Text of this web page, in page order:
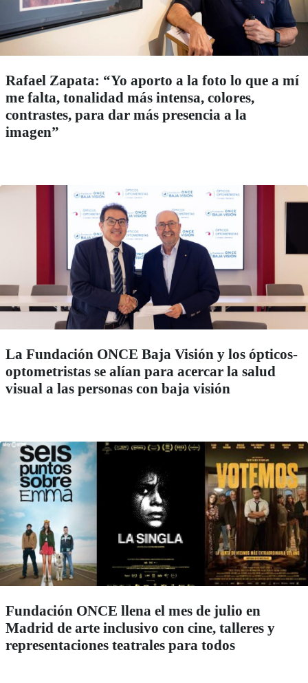
Rafael Zapata: “Yo aporto a la foto lo que a mí
me falta, tonalidad más intensa, colores,
contrastes, para dar más presencia a la
imagen”
La Fundación ONCE Baja Visión y los ópticos-
optometristas se alían para acercar la salud
visual a las personas con baja visión
Fundación ONCE llena el mes de julio en
Madrid de arte inclusivo con cine, talleres y
representaciones teatrales para todos